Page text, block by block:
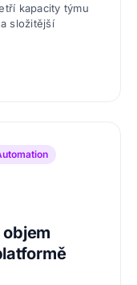
kapacity týmu
složitější